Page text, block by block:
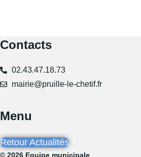
Contacts
02.43.47.18.73
mairie@pruille-le-chetif.fr
Menu
Retour Actualités
© 2026 Equipe municipale